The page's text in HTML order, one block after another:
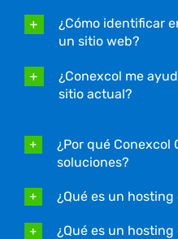
¿Cómo identificar
un sitio web?
¿Conexcol me
sitio actual?
¿Por qué Conexcol
soluciones?
¿Qué es un
¿Qué es un